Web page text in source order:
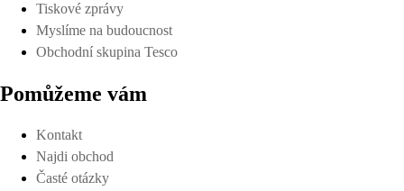
Tiskové zprávy
Myslíme na budoucnost
Obchodní skupina Tesco
Pomůžeme vám
Kontakt
Najdi obchod
Časté otázky